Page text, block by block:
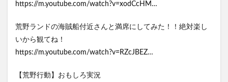
https://m.youtube.com/watch?v=xodCcHM…
荒野ランドの海賊船付近さんと満席にしてみた！！絶対楽し
いから観てね！
https://m.youtube.com/watch?v=RZcJBEZ…
【荒野行動】おもしろ実況